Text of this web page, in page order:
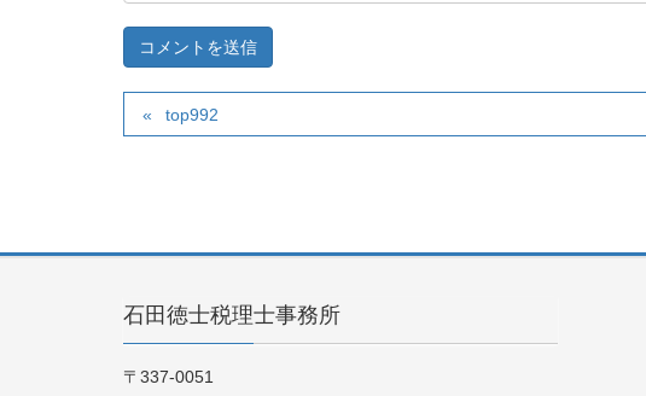
top992
石田徳士税理士事務所
〒337-0051